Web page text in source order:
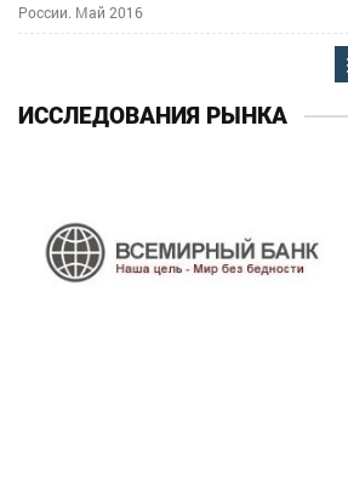
России. Май 2016
ИССЛЕДОВАНИЯ РЫНКА